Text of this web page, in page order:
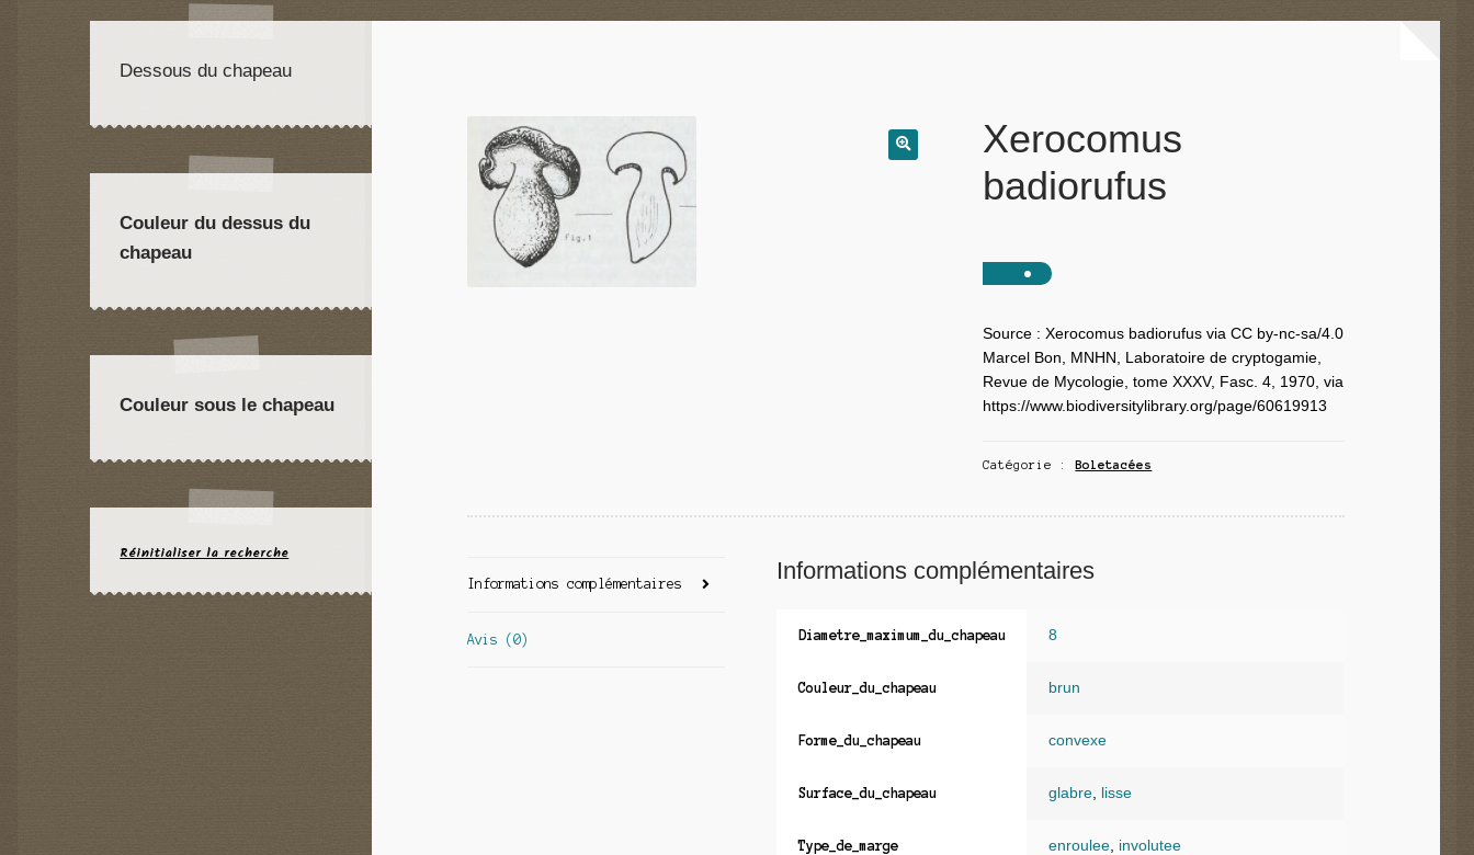
Xerocomus
badiorufus
Source : Xerocomus badiorufus via CC by-nc-sa/4.0
Marcel Bon, MNHN, Laboratoire de cryptogamie,
Revue de Mycologie, tome XXXV, Fasc. 4, 1970, via
https://www.biodiversitylibrary.org/page/60619913
Catégorie :Boletacées
Informations complémentaires
Avis (0)
Informations complémentaires
Diametre_maximum_du_chapeau 8
Couleur_du_chapeau brun
Forme_du_chapeau convexe
Surface_du_chapeau glabre, lisse
Type_de_marge enroulee, involutee
Dessous du chapeau
Couleur du dessus du
chapeau
Couleur sous le chapeau
Réinitialiser la recherche